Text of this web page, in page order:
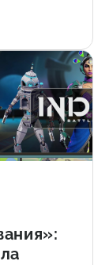
в
стать
средств,